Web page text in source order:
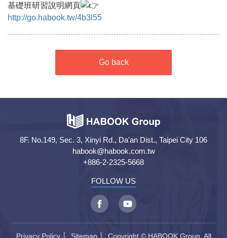
基礎班研習說明網頁
http://go.habook.tw/4b3l55
Go back
8F. No.149, Sec. 3, Xinyi Rd., Da'an Dist., Taipei City 106
habook@habook.com.tw
+886-2-2325-5668
FOLLOW US
Privacy Policy│ Sitemap│ Copyright © HABOOK Group. All